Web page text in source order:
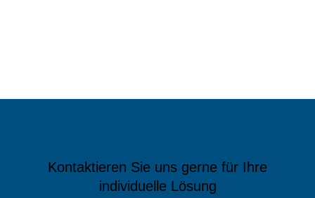
quantity
Kontaktieren Sie uns gerne für Ihre
individuelle Lösung